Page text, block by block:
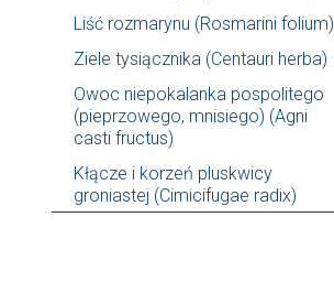
Liść rozmarynu (Rosmarini folium)
Ziele tysiącznika (Centauri herba)
Owoc niepokalanka pospolitego
(pieprzowego, mnisiego) (Agni
casti fructus)
Kłącze i korzeń pluskwicy
groniastej (Cimicifugae radix)